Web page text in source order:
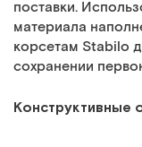
поставки.
материала
корсетам Stabilo
сохранении
Конструктивные